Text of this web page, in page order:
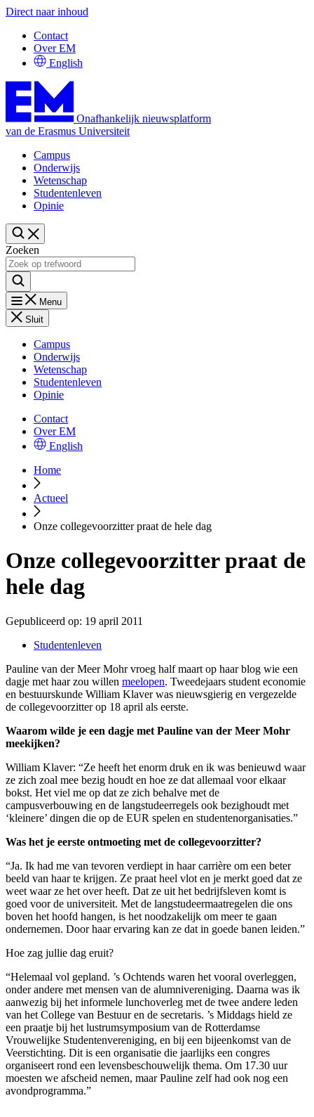
Direct naar inhoud
Contact
Over EM
English
Onafhankelijk nieuwsplatform
van de Erasmus Universiteit
Campus
Onderwijs
Wetenschap
Studentenleven
Opinie
Zoeken
Menu
Sluit
Campus
Onderwijs
Wetenschap
Studentenleven
Opinie
Contact
Over EM
English
Home
Actueel
Onze collegevoorzitter praat de hele dag
Onze collegevoorzitter praat de
hele dag
Gepubliceerd op: 19 april 2011
Studentenleven
Pauline van der Meer Mohr vroeg half maart op haar blog wie een
dagje met haar zou willen meelopen. Tweedejaars student economie
en bestuurskunde William Klaver was nieuwsgierig en vergezelde
de collegevoorzitter op 18 april als eerste.
Waarom wilde je een dagje met Pauline van der Meer Mohr
meekijken?
William Klaver: “Ze heeft het enorm druk en ik was benieuwd waar
ze zich zoal mee bezig houdt en hoe ze dat allemaal voor elkaar
bokst. Het viel me op dat ze zich behalve met de
campusverbouwing en de langstudeerregels ook bezighoudt met
‘kleinere’ dingen die op de EUR spelen en studentenorganisaties.”
Was het je eerste ontmoeting met de collegevoorzitter?
“Ja. Ik had me van tevoren verdiept in haar carrière om een beter
beeld van haar te krijgen. Ze praat heel vlot en je merkt goed dat ze
weet waar ze het over heeft. Dat ze uit het bedrijfsleven komt is
goed voor de universiteit. Met de langstudeermaatregelen die ons
boven het hoofd hangen, is het noodzakelijk om meer te gaan
ondernemen. Door haar ervaring kan ze dat in goede banen leiden.”
Hoe zag jullie dag eruit?
“Helemaal vol gepland. ’s Ochtends waren het vooral overleggen,
onder andere met mensen van de alumnivereniging. Daarna was ik
aanwezig bij het informele lunchoverleg met de twee andere leden
van het College van Bestuur en de secretaris. ’s Middags hield ze
een praatje bij het lustrumsymposium van de Rotterdamse
Vrouwelijke Studentenvereniging, en bij een bijeenkomst van de
Veerstichting. Dit is een organisatie die jaarlijks een congres
organiseert rond een levensbeschouwelijk thema. Om 17.30 uur
moesten we afscheid nemen, maar Pauline zelf had ook nog een
avondprogramma.”